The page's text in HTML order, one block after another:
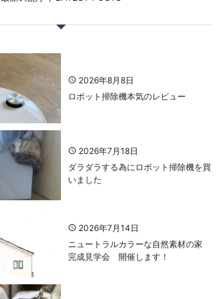
2026年8月8日
ロボット掃除機本気のレビュー
2026年7月18日
ダラダラする為にロボット掃除機を買
いました
2026年7月14日
ニュートラルカラーな自然素材の家
完成見学会 開催します！